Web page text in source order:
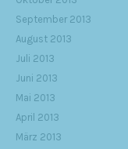
September 2013
August 2013
Juli 2013
Juni 2013
Mai 2013
April 2013
März 2013